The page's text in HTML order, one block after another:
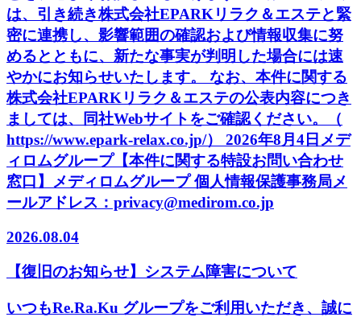
は、引き続き株式会社EPARKリラク＆エステと緊
密に連携し、影響範囲の確認および情報収集に努
めるとともに、新たな事実が判明した場合には速
やかにお知らせいたします。 なお、本件に関する
株式会社EPARKリラク＆エステの公表内容につき
ましては、同社Webサイトをご確認ください。（
https://www.epark-relax.co.jp/） 2026年8月4日メデ
ィロムグループ【本件に関する特設お問い合わせ
窓口】メディロムグループ 個人情報保護事務局メ
ールアドレス：privacy@medirom.co.jp
2026.08.04
【復旧のお知らせ】システム障害について
いつもRe.Ra.Ku グループをご利用いただき、誠に